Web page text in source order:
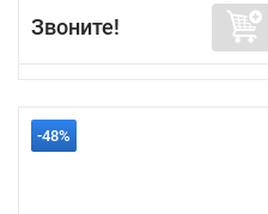
Звоните!
-48%